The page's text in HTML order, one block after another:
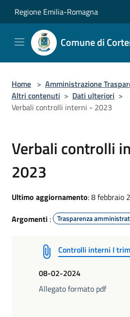
Regione Emilia-Romagna
Comune di
Home > Amministrazione
Altri contenuti > Dati ulteriori >
Verbali controlli interni - 2023
Verbali controlli
2023
Ultimo aggiornamento: 8 febbraio
Argomenti : Trasparenza
Controlli interni I
08-02-2024
Allegato formato pdf